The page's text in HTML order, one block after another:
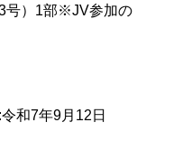
号）1部※JV参加の
和7年9月12日